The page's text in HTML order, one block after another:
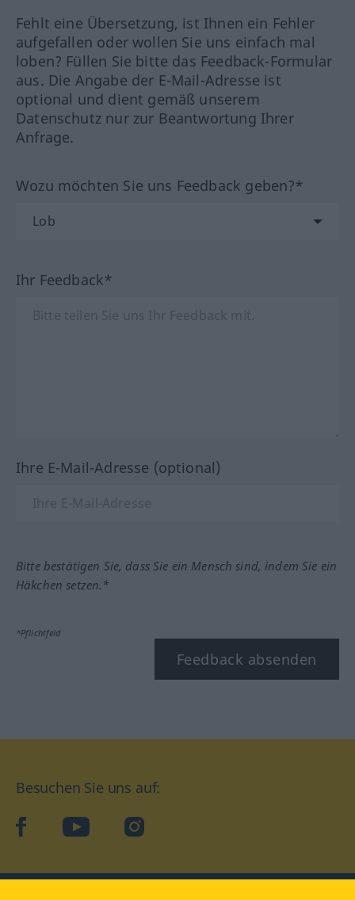
Fehlt eine Übersetzung, ist Ihnen ein Fehler
aufgefallen oder wollen Sie uns einfach mal
loben? Füllen Sie bitte das Feedback-Formular
aus. Die Angabe der E-Mail-Adresse ist
optional und dient gemäß unserem
Datenschutz nur zur Beantwortung Ihrer
Anfrage.
Wozu möchten Sie uns Feedback geben?*
Ihr Feedback*
Ihre E-Mail-Adresse (optional)
Bitte bestätigen Sie, dass Sie ein Mensch sind, indem Sie ein
Häkchen setzen.*
*Pflichtfeld
Feedback absenden
Besuchen Sie uns auf:
facebookYouTube Instagram